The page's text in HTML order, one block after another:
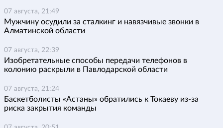
07 августа, 21:49
Мужчину осудили за сталкинг и навязчивые звонки в
Алматинской области
07 августа, 22:39
Изобретательные способы передачи телефонов в
колонию раскрыли в Павлодарской области
07 августа, 21:24
Баскетболисты «Астаны» обратились к Токаеву из-за
риска закрытия команды